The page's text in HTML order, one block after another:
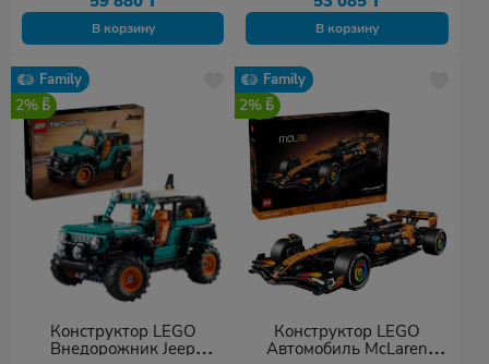
В корзину В корзину
Family
2%
Конструктор LEGO
Внедорожник Jeep
Family
2%
Конструктор LEGO
Автомобиль McLaren